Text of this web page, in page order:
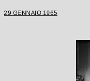
29 GENNAIO 1965